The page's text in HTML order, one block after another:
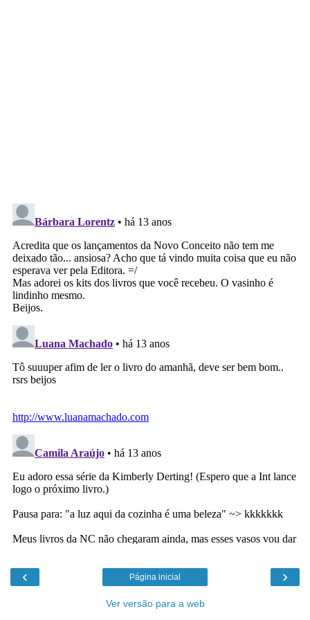
‹ ›
Página inicial
Ver versão para a web